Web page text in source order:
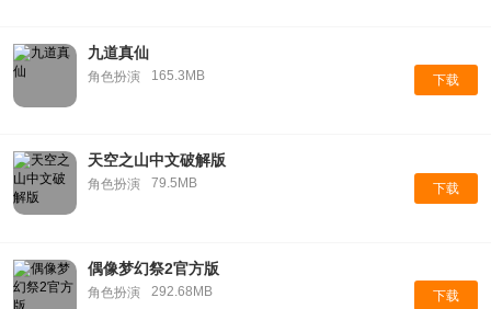
九道真仙
角色扮演 165.3MB 下载
天空之山中文破解版
角色扮演 79.5MB 下载
偶像梦幻祭2官方版
角色扮演 292.68MB 下载